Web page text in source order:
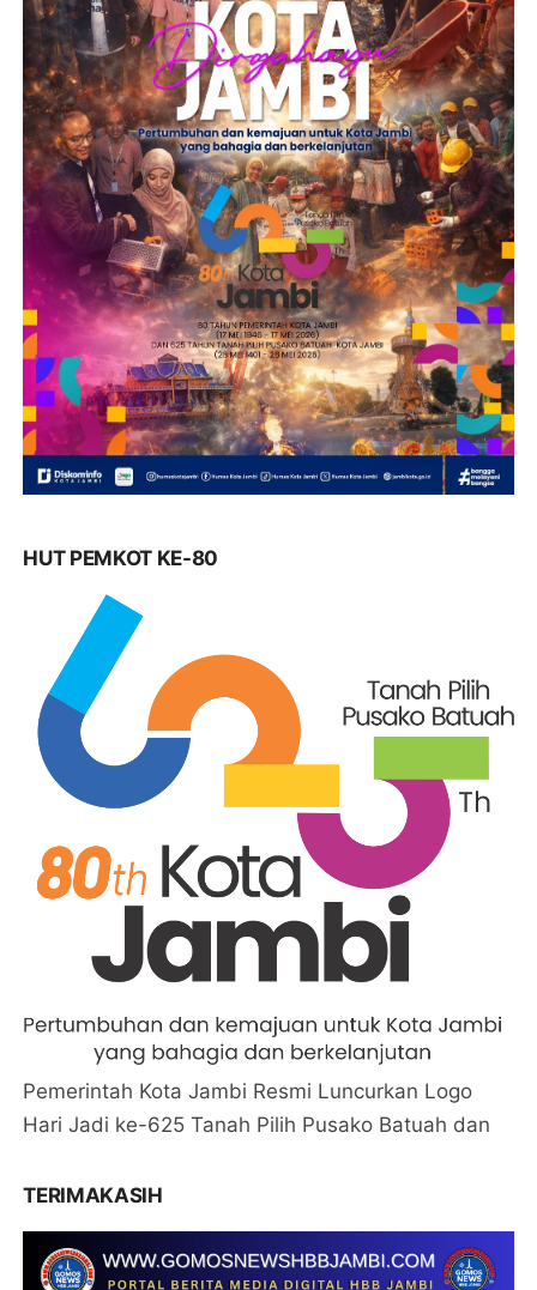
HUT PEMKOT KE-80
Pemerintah Kota Jambi Resmi Luncurkan Logo
Hari Jadi ke-625 Tanah Pilih Pusako Batuah dan
TERIMAKASIH